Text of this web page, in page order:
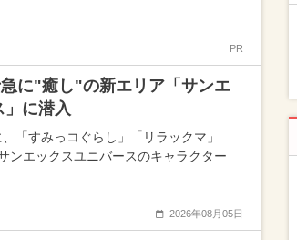
PR
急に"癒し"の新エリア「サンエ
」に潜入
「すみっコぐらし」「リラックマ」
ンエックスユニバースのキャラクター
2026年08月05日